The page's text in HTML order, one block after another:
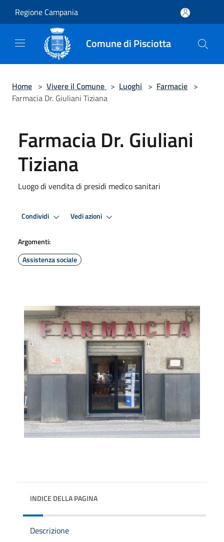
Regione Campania
Comune di Pisciotta
Home > Vivere il Comune > Luoghi > Farmacie >
Farmacia Dr. Giuliani Tiziana
Farmacia Dr. Giuliani
Tiziana
Luogo di vendita di presidi medico sanitari
Condividi Vedi azioni
Argomenti:
Assistenza sociale
INDICE DELLA PAGINA
Descrizione